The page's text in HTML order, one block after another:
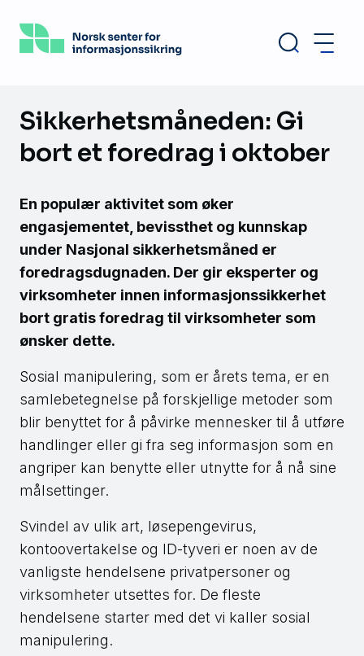
hovedinnhold
Sikkerhetsmåneden: Gi
bort et foredrag i oktober
En populær aktivitet som øker
engasjementet, bevissthet og kunnskap
under Nasjonal sikkerhetsmåned er
foredragsdugnaden. Der gir eksperter og
virksomheter innen informasjonssikkerhet
bort gratis foredrag til virksomheter som
ønsker dette.
Sosial manipulering, som er årets tema, er en
samlebetegnelse på forskjellige metoder som
blir benyttet for å påvirke mennesker til å utføre
handlinger eller gi fra seg informasjon som en
angriper kan benytte eller utnytte for å nå sine
målsettinger.
Svindel av ulik art, løsepengevirus,
kontoovertakelse og ID-tyveri er noen av de
vanligste hendelsene privatpersoner og
virksomheter utsettes for. De fleste
hendelsene starter med det vi kaller sosial
manipulering.